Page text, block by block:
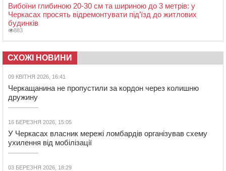
Вибоїни глибиною 20-30 см та шириною до 3 метрів: у
Черкасах просять відремонтувати під’їзд до житлових
будинків
883
СХОЖІ НОВИНИ
09 КВІТНЯ 2026, 16:41
Черкащанина не пропустили за кордон через колишню
дружину
16 БЕРЕЗНЯ 2026, 15:05
У Черкасах власник мережі ломбардів організував схему
ухилення від мобілізації
03 БЕРЕЗНЯ 2026, 18:29